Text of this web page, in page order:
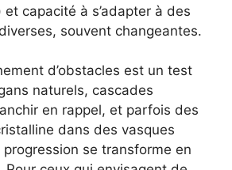
et capacité à s’adapter à des
souvent changeantes.
d’obstacles est un test
naturels, cascades
en rappel, et parfois des
dans des vasques
se transforme en